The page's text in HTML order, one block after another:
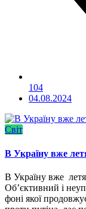
104
04.08.2024
Світ
В Україну вже
В Україну вже
Обʼєктивний і
фоні якої